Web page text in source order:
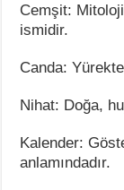
Cemşit:
ismidir.
Canda:
Nihat: Doğa,
Kalender:
anlamındadır.